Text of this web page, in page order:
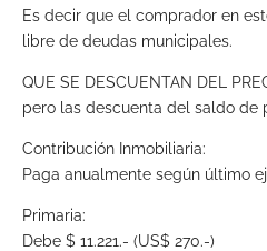
Es decir que el comprador en
libre de deudas municipales.
QUE SE DESCUENTAN DEL
pero las descuenta del saldo de
Contribución Inmobiliaria:
Paga anualmente según último
Primaria:
Debe $ 11.221.- (US$ 270.-)